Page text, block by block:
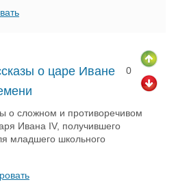
о царе Иване
0
о сложном и противоречивом
Ивана IV, получившего
младшего школьного